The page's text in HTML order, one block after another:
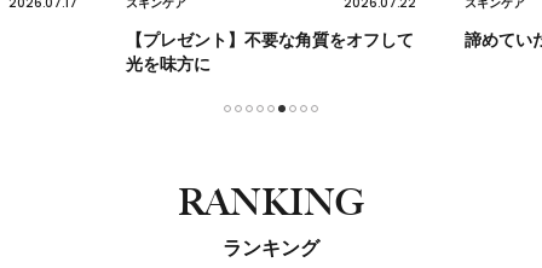
スキンケア
【プレゼント】不要な角質をオフして
光を味方に
スキンケア
諦めてい
RANKING
ランキング